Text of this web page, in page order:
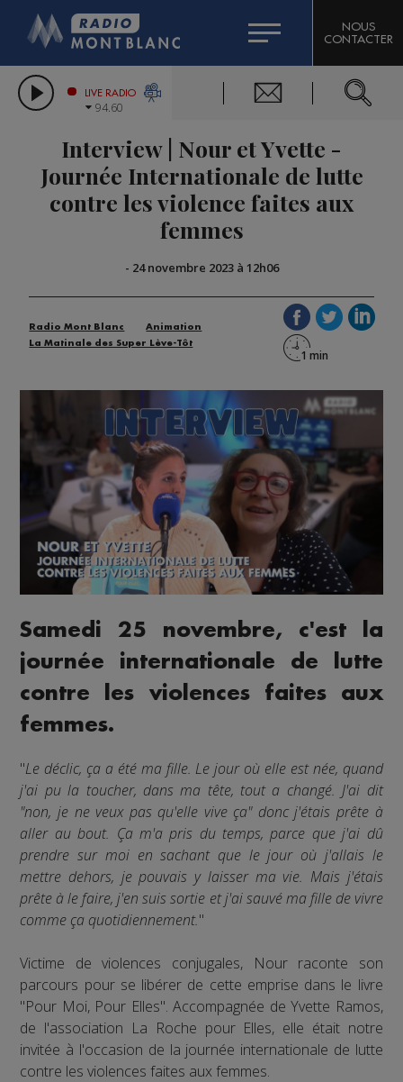
LES CHRONIQUES DE L'EXPERT
CITIZEN MACHINERY
GRAND MASSIF DOMAINES SKIABLES
BIGARD
COMPAGNIE DU MONT-BLANC
NOUS
CONTACTER
LIVE RADIO
94.60
Interview | Nour et Yvette -
Journée Internationale de lutte
contre les violence faites aux
femmes
- 24 novembre 2023 à 12h06
Radio Mont Blanc
Animation
La Matinale des Super Lève-Tôt
Samedi 25 novembre, c'est la
journée internationale de lutte
contre les violences faites aux
femmes.
"Le déclic, ça a été ma fille. Le jour où elle est née, quand
j'ai pu la toucher, dans ma tête, tout a changé. J'ai dit
"non, je ne veux pas qu'elle vive ça" donc j'étais prête à
aller au bout. Ça m'a pris du temps, parce que j'ai dû
prendre sur moi en sachant que le jour où j'allais le
mettre dehors, je pouvais y laisser ma vie. Mais j'étais
prête à le faire, j'en suis sortie et j'ai sauvé ma fille de vivre
comme ça quotidiennement."
Victime de violences conjugales, Nour raconte son
parcours pour se libérer de cette emprise dans le livre
"Pour Moi, Pour Elles". Accompagnée de Yvette Ramos,
de l'association La Roche pour Elles, elle était notre
invitée à l'occasion de la journée internationale de lutte
contre les violences faites aux femmes.